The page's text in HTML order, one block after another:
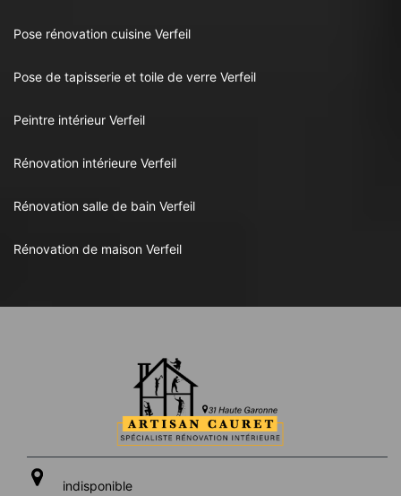
Pose rénovation cuisine Verfeil
Pose de tapisserie et toile de verre Verfeil
Peintre intérieur Verfeil
Rénovation intérieure Verfeil
Rénovation salle de bain Verfeil
Rénovation de maison Verfeil
indisponible